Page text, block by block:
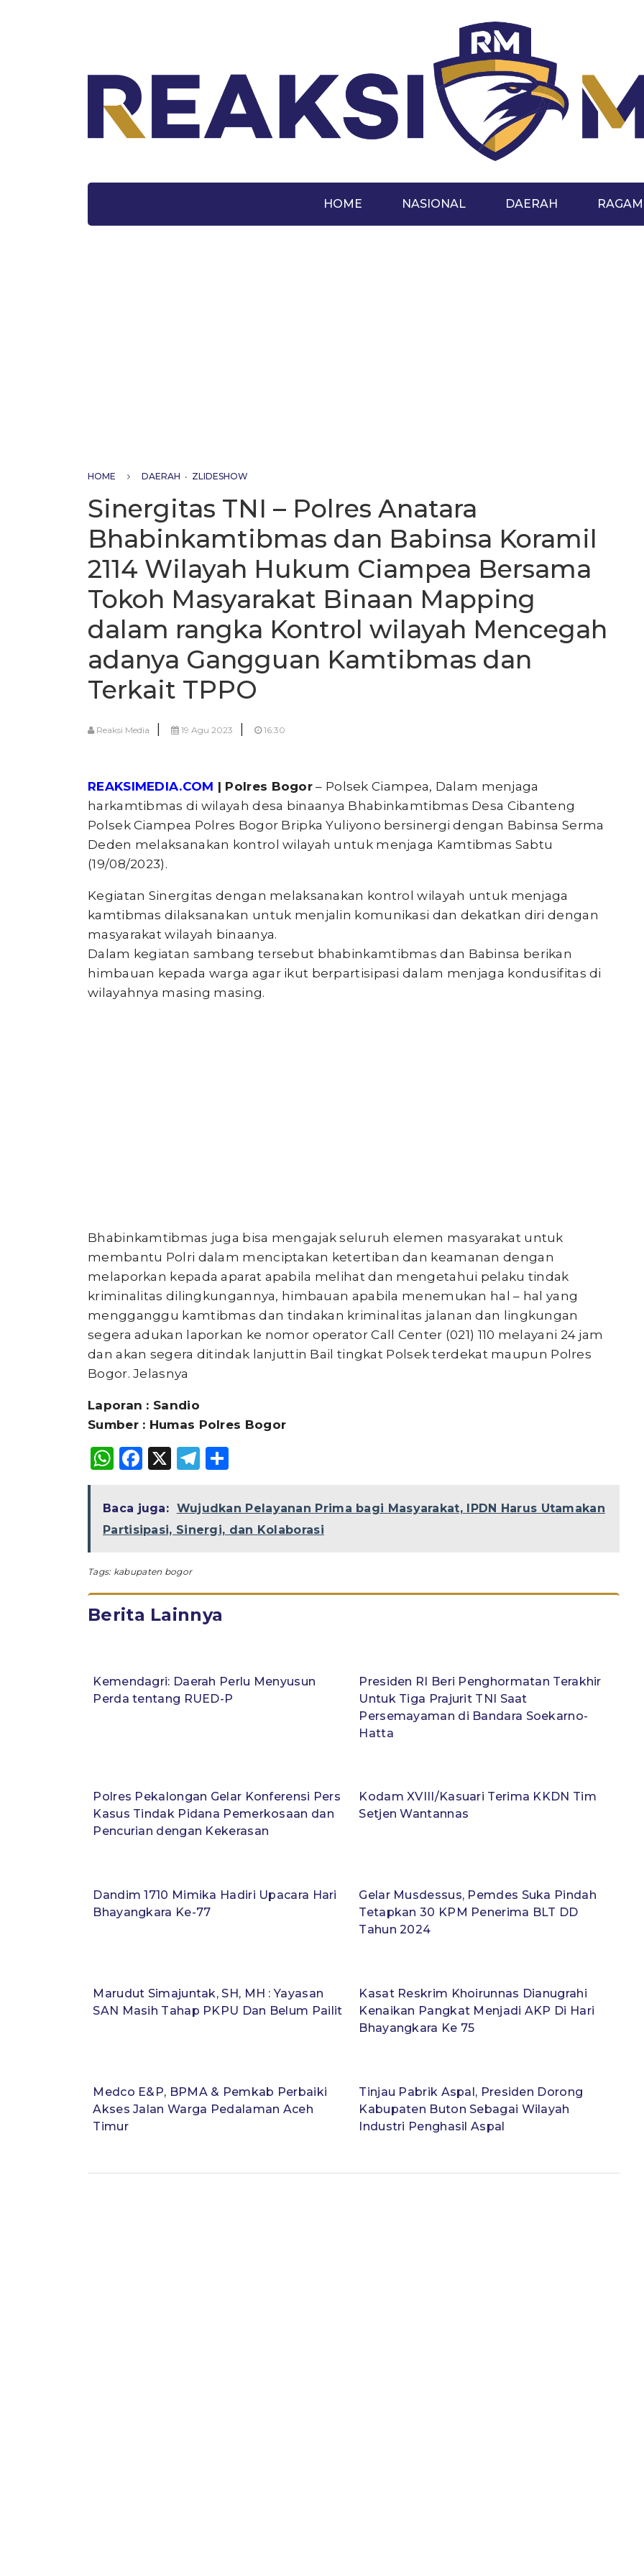
HOME NASIONAL DAERAH RAGAM
HOME DAERAH • ZLIDESHOW
Sinergitas TNI – Polres Anatara
Bhabinkamtibmas dan Babinsa Koramil
2114 Wilayah Hukum Ciampea Bersama
Tokoh Masyarakat Binaan Mapping
dalam rangka Kontrol wilayah Mencegah
adanya Gangguan Kamtibmas dan
Terkait TPPO
Reaksi Media 19 Agu 2023 16:30
REAKSIMEDIA.COM | Polres Bogor – Polsek Ciampea, Dalam menjaga
harkamtibmas di wilayah desa binaanya Bhabinkamtibmas Desa Cibanteng
Polsek Ciampea Polres Bogor Bripka Yuliyono bersinergi dengan Babinsa Serma
Deden melaksanakan kontrol wilayah untuk menjaga Kamtibmas Sabtu
(19/08/2023).
Kegiatan Sinergitas dengan melaksanakan kontrol wilayah untuk menjaga
kamtibmas dilaksanakan untuk menjalin komunikasi dan dekatkan diri dengan
masyarakat wilayah binaanya.
Dalam kegiatan sambang tersebut bhabinkamtibmas dan Babinsa berikan
himbauan kepada warga agar ikut berpartisipasi dalam menjaga kondusifitas di
wilayahnya masing masing.
Bhabinkamtibmas juga bisa mengajak seluruh elemen masyarakat untuk
membantu Polri dalam menciptakan ketertiban dan keamanan dengan
melaporkan kepada aparat apabila melihat dan mengetahui pelaku tindak
kriminalitas dilingkungannya, himbauan apabila menemukan hal – hal yang
mengganggu kamtibmas dan tindakan kriminalitas jalanan dan lingkungan
segera adukan laporkan ke nomor operator Call Center (021) 110 melayani 24 jam
dan akan segera ditindak lanjuttin Bail tingkat Polsek terdekat maupun Polres
Bogor. Jelasnya
Laporan : Sandio
Sumber : Humas Polres Bogor
WhatsApp
Facebook
X Telegram
Baca juga: Wujudkan Pelayanan Prima bagi Masyarakat, IPDN Harus Utamakan
Partisipasi, Sinergi, dan Kolaborasi
Tags: kabupaten bogor
Berita Lainnya
Kemendagri: Daerah Perlu Menyusun
Perda tentang RUED-P
Presiden RI Beri Penghormatan Terakhir
Untuk Tiga Prajurit TNI Saat
Persemayaman di Bandara Soekarno-
Hatta
Polres Pekalongan Gelar Konferensi Pers
Kasus Tindak Pidana Pemerkosaan dan
Pencurian dengan Kekerasan
Kodam XVIII/Kasuari Terima KKDN Tim
Setjen Wantannas
Dandim 1710 Mimika Hadiri Upacara Hari
Bhayangkara Ke-77
Gelar Musdessus, Pemdes Suka Pindah
Tetapkan 30 KPM Penerima BLT DD
Tahun 2024
Marudut Simajuntak, SH, MH : Yayasan
SAN Masih Tahap PKPU Dan Belum Pailit
Kasat Reskrim Khoirunnas Dianugrahi
Kenaikan Pangkat Menjadi AKP Di Hari
Bhayangkara Ke 75
Medco E&P, BPMA & Pemkab Perbaiki
Akses Jalan Warga Pedalaman Aceh
Timur
Tinjau Pabrik Aspal, Presiden Dorong
Kabupaten Buton Sebagai Wilayah
Industri Penghasil Aspal